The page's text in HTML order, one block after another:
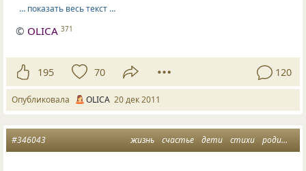
… показать весь текст …
© OLICA 371
195 70 120
Опубликовала OLICA 20 дек 2011
жизнь счастье дети стихи родители
#346043